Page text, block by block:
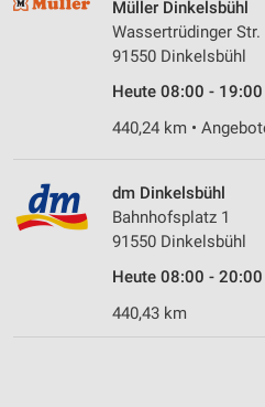
Müller Dinkelsbühl
Wassertrüdinger Str.
91550 Dinkelsbühl
Heute 08:00 - 19:00
440,24 km •
dm Dinkelsbühl
Bahnhofsplatz 1
91550 Dinkelsbühl
Heute 08:00 - 20:00
440,43 km